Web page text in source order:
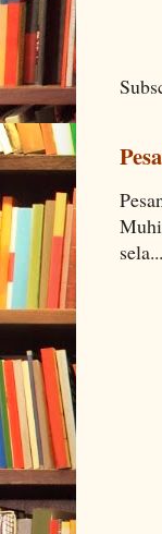
sela...